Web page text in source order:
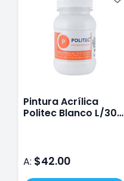
Pintura Acrílica
Politec Blanco L/300
A: $42.00